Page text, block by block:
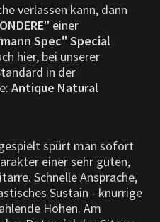
verlassen kann, dann
einer
Spec" Special
hier, bei unserer
in der
Antique Natural
spürt man sofort
einer sehr guten,
Schnelle Ansprache,
Sustain - knurrige
Höhen. Am